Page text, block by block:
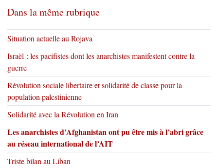
Dans la même rubrique
Situation actuelle au Rojava
Israël : les pacifistes dont les anarchistes manifestent contre la
guerre
Révolution sociale libertaire et solidarité de classe pour la
population palestinienne
Solidarité avec la Révolution en Iran
Les anarchistes d’Afghanistan ont pu être mis à l’abri grâce
au réseau international de l’AIT
Triste bilan au Liban